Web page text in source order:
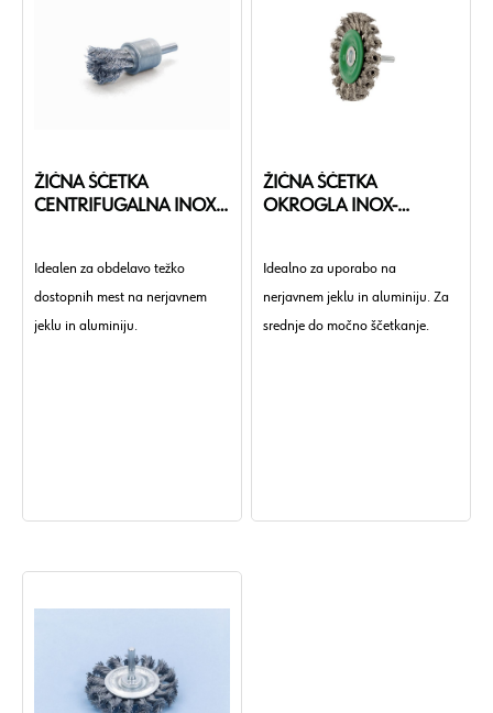
ŽIČNA ŠČETKA
CENTRIFUGALNA INOX-
Idealen za obdelavo težko
dostopnih mest na nerjavnem
jeklu in aluminiju.
ŽIČNA ŠČETKA
OKROGLA INOX-
Idealno za uporabo na
nerjavnem jeklu in aluminiju. Za
srednje do močno ščetkanje.